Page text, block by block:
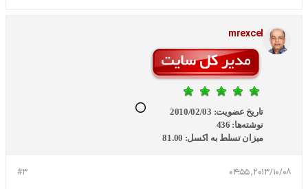
mrexcel
تاریخ عضویت: 2010/02/03
نوشته‌ها: 436
میزان تسلط به اکسل: 81.00
#3 2013/10/08, 04:55